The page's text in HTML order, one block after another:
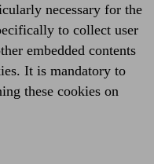
necessary for the
to collect user
embedded contents
It is mandatory to
these cookies on